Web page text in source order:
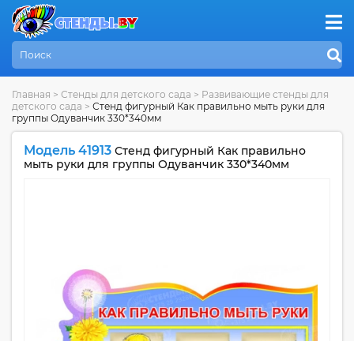
Главная > Стенды для детского сада > Развивающие стенды для
детского сада > Стенд фигурный Как правильно мыть руки для
группы Одуванчик 330*340мм
Модель 41913 Стенд фигурный Как правильно
мыть руки для группы Одуванчик 330*340мм